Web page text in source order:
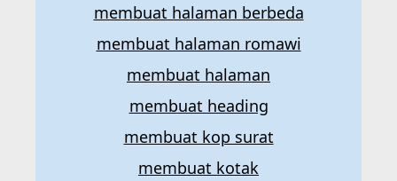
membuat halaman berbeda
membuat halaman romawi
membuat halaman
membuat heading
membuat kop surat
membuat kotak